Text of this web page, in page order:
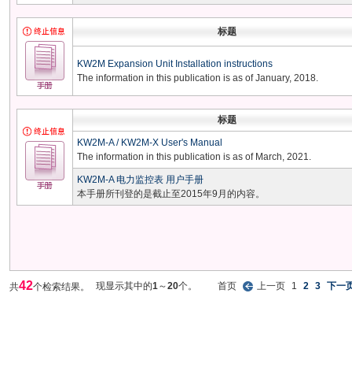
标题
KW2M Expansion Unit Installation instructions
The information in this publication is as of January, 2018.
标题
KW2M-A / KW2M-X User's Manual
The information in this publication is as of March, 2021.
KW2M-A 电力监控表 用户手册
本手册所刊登的是截止至2015年9月的内容。
共42个检索结果。 现显示其中的1～20个。 首页 上一页 1 2 3 下一